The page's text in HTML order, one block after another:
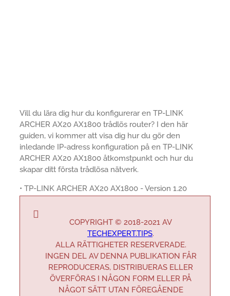
Vill du lära dig hur du konfigurerar en TP-LINK
ARCHER AX20 AX1800 trådlös router? I den här
guiden, vi kommer att visa dig hur du gör den
inledande IP-adress konfiguration på en TP-LINK
ARCHER AX20 AX1800 åtkomstpunkt och hur du
skapar ditt första trådlösa nätverk.
• TP-LINK ARCHER AX20 AX1800 - Version 1.20
COPYRIGHT © 2018-2021 AV
TECHEXPERT.TIPS.
ALLA RÄTTIGHETER RESERVERADE.
INGEN DEL AV DENNA PUBLIKATION FÅR
REPRODUCERAS, DISTRIBUERAS ELLER
ÖVERFÖRAS I NÅGON FORM ELLER PÅ
NÅGOT SÄTT UTAN FÖREGÅENDE